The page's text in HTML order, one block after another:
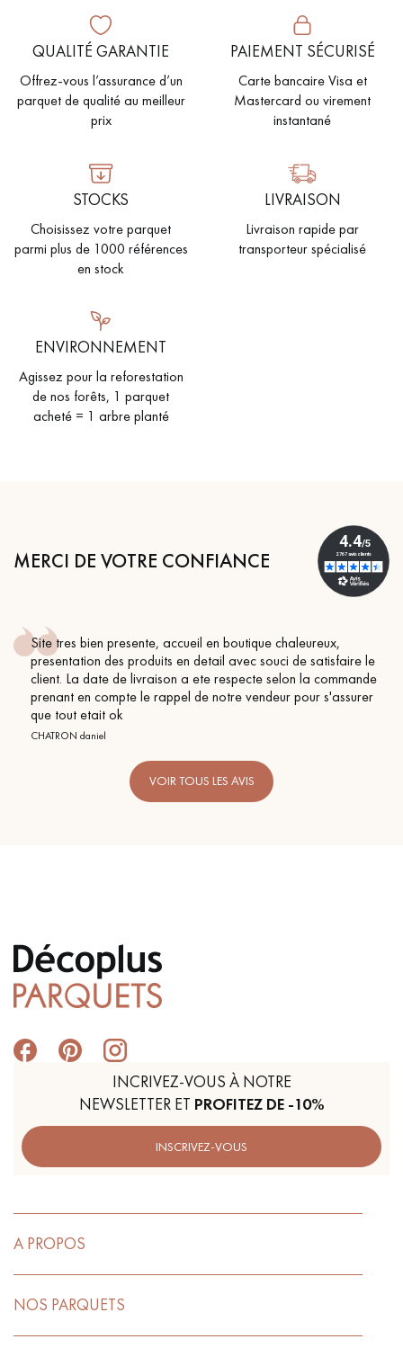
QUALITÉ GARANTIE
Offrez-vous l’assurance d’un
parquet de qualité au meilleur
prix
PAIEMENT SÉCURISÉ
Carte bancaire Visa et
Mastercard ou virement
instantané
STOCKS
Choisissez votre parquet
parmi plus de 1000 références
en stock
LIVRAISON
Livraison rapide par
transporteur spécialisé
ENVIRONNEMENT
Agissez pour la reforestation
de nos forêts, 1 parquet
acheté = 1 arbre planté
MERCI DE VOTRE CONFIANCE
Site tres bien presente, accueil en boutique chaleureux,
presentation des produits en detail avec souci de satisfaire le
client. La date de livraison a ete respecte selon la commande
prenant en compte le rappel de notre vendeur pour s'assurer
que tout etait ok
CHATRON daniel
VOIR TOUS LES AVIS
INCRIVEZ-VOUS À NOTRE
NEWSLETTER ET PROFITEZ DE -10%
INSCRIVEZ-VOUS
A PROPOS
NOS PARQUETS